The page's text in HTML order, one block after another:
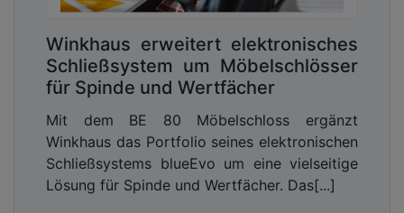
Winkhaus erweitert elektronisches
Schließsystem um Möbelschlösser
für Spinde und Wertfächer
Mit dem BE 80 Möbelschloss ergänzt
Winkhaus das Portfolio seines elektronischen
Schließsystems blueEvo um eine vielseitige
Lösung für Spinde und Wertfächer. Das[...]